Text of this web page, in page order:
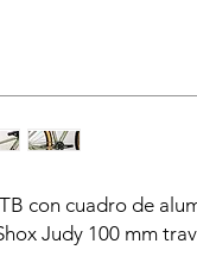
con cuadro de
Judy 100 mm